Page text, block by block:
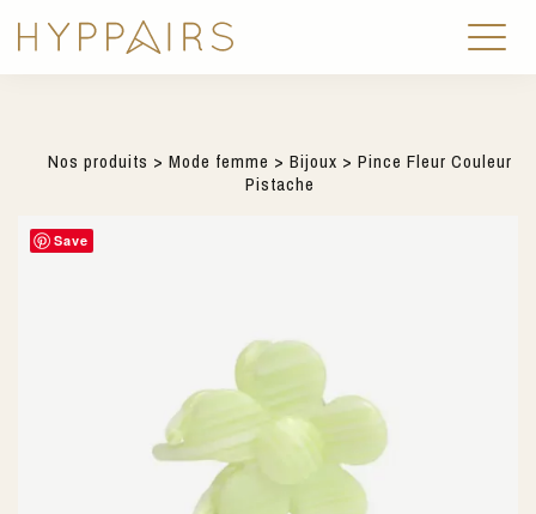
Nos produits > Mode femme > Bijoux > Pince Fleur Couleur
Pistache
Save